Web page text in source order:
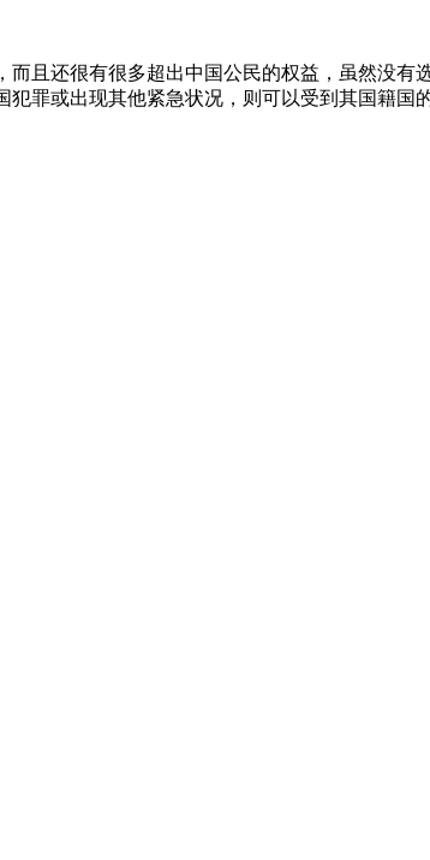
且还很有很多超出中国公民的权益，虽然没有
罪或出现其他紧急状况，则可以受到其国籍国的